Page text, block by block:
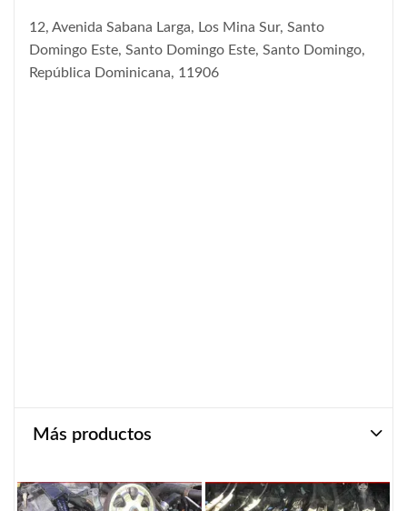
12, Avenida Sabana Larga, Los Mina Sur, Santo
Domingo Este, Santo Domingo Este, Santo Domingo,
República Dominicana, 11906
Más productos